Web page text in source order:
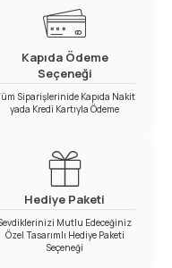
Kapıda Ödeme
Seçeneği
Siparişlerinide Kapıda Nakit
yada Kredi Kartıyla Ödeme
Hediye Paketi
Mutlu Edeceğiniz
Özel Tasarımlı Hediye Paketi
Seçeneği